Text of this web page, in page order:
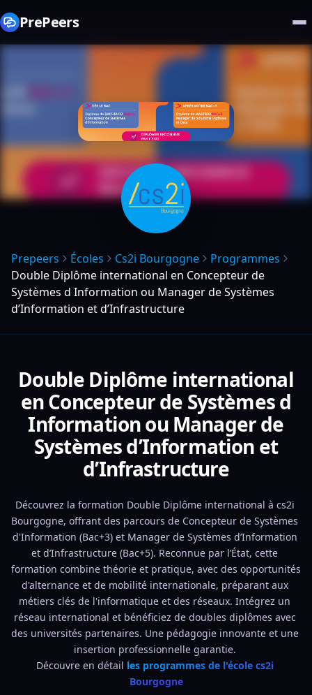
PrePeers
Prepeers Écoles Cs2i Bourgogne
Programmes
Double Diplôme international en Concepteur de
Systèmes d Information ou Manager de Systèmes
d’Information et d’Infrastructure
Double Diplôme international
en Concepteur de Systèmes d
Information ou Manager de
Systèmes d’Information et
d’Infrastructure
Découvrez la formation Double Diplôme international à cs2i
Bourgogne, offrant des parcours de Concepteur de Systèmes
d'Information (Bac+3) et Manager de Systèmes d’Information
et d’Infrastructure (Bac+5). Reconnue par l’État, cette
formation combine théorie et pratique, avec des opportunités
d'alternance et de mobilité internationale, préparant aux
métiers clés de l'informatique et des réseaux. Intégrez un
réseau international et bénéficiez de doubles diplômes avec
des universités partenaires. Une pédagogie innovante et une
insertion professionnelle garantie.
Découvre en détail les programmes de l'école cs2i
Bourgogne